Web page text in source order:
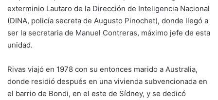
exterminio Lautaro de la Dirección de Inteligencia Nacional
(DINA, policía secreta de Augusto Pinochet), donde llegó a
ser la secretaria de Manuel Contreras, máximo jefe de esta
unidad.
Rivas viajó en 1978 con su entonces marido a Australia,
donde residió después en una vivienda subvencionada en
el barrio de Bondi, en el este de Sídney, y se dedicó